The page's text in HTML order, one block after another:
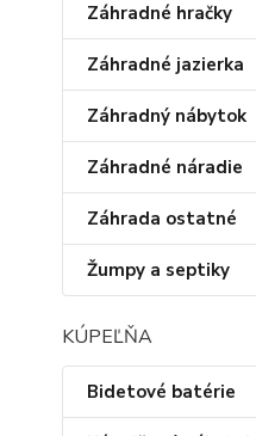
Záhradné hračky
Záhradné jazierka
Záhradný nábytok
Záhradné náradie
Záhrada ostatné
Žumpy a septiky
KÚPEĽŇA
Bidetové batérie